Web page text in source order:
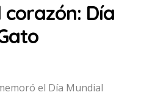
corazón: Día
el Día Mundial